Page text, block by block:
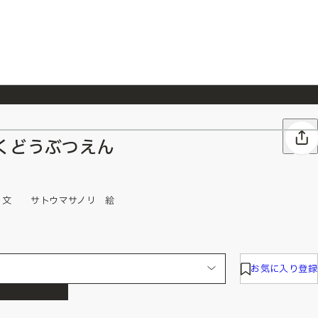
7/23 『ONE PIECE magazine 021 ONE PIECEカード付き同梱版』発売延期のご案内
どうぶつえん
文 サトウマサノリ 絵
お気に入り登録